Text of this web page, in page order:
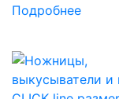
Подробнее